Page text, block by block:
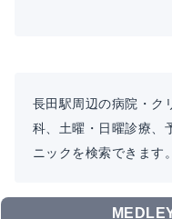
長田駅周辺の病院・ク
科、土曜・日曜診療、
ニックを検索できます。